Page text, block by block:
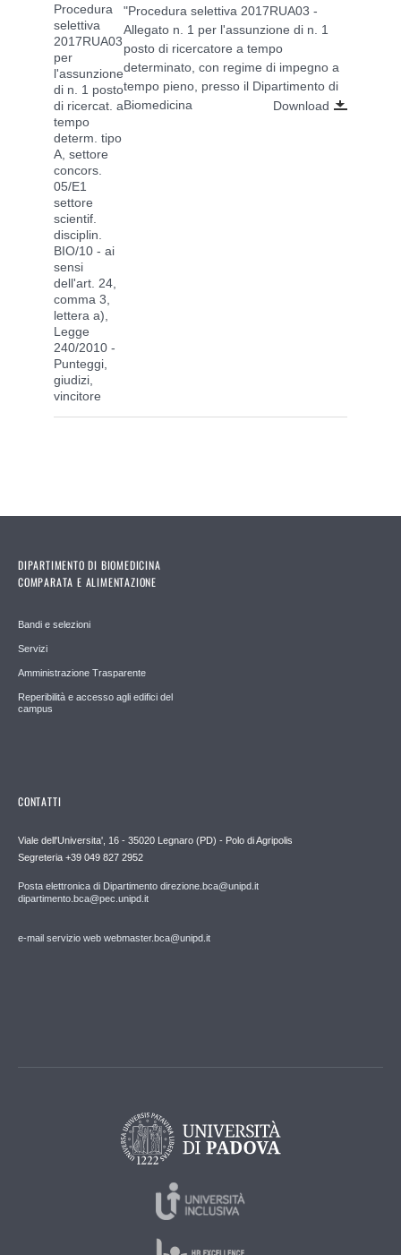
Procedura
selettiva
2017RUA03
per
l'assunzione
di n. 1 posto
di ricercat. a
tempo
determ. tipo
A, settore
concors.
05/E1
settore
scientif.
disciplin.
BIO/10 - ai
sensi
dell'art. 24,
comma 3,
lettera a),
Legge
240/2010 -
Punteggi,
giudizi,
vincitore
"Procedura selettiva 2017RUA03 -
Allegato n. 1 per l'assunzione di n. 1
posto di ricercatore a tempo
determinato, con regime di impegno a
tempo pieno, presso il Dipartimento di
Biomedicina
Download
DIPARTIMENTO DI BIOMEDICINA
COMPARATA E ALIMENTAZIONE
Bandi e selezioni
Servizi
Amministrazione Trasparente
Reperibilità e accesso agli edifici del
campus
CONTATTI
Viale dell'Universita', 16 - 35020 Legnaro (PD) - Polo di Agripolis
Segreteria +39 049 827 2952
Posta elettronica di Dipartimento direzione.bca@unipd.it
dipartimento.bca@pec.unipd.it
e-mail servizio web webmaster.bca@unipd.it